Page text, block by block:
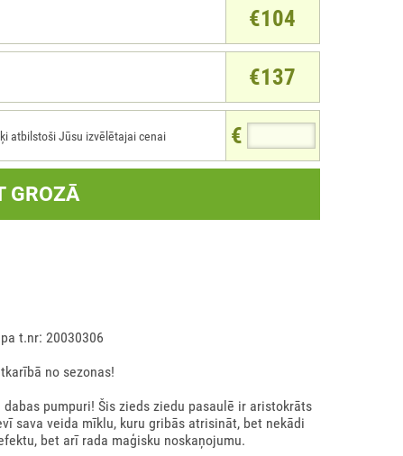
€104
€137
€
atbilstoši Jūsu izvēlētajai cenai
GROZĀ
t.nr: 20030306
no sezonas!
pumpuri! Šis zieds ziedu pasaulē ir aristokrāts
sava veida mīklu, kuru gribās atrisināt, bet nekādi
bet arī rada maģisku noskaņojumu.